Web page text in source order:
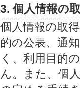
3. 個人情報の
個人情報の取
的の公表、通
く、利用目的
ん。また、個